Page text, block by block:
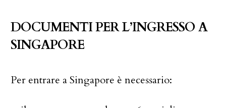
DOCUMENTI PER L’INGRESSO A
SINGAPORE
Per entrare a Singapore è necessario: